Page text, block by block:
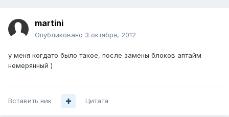
martini
Опубликовано 3 октября, 2012
у меня когдато было такое, после замены блоков аптайм
немерянный )
Вставить ник Цитата